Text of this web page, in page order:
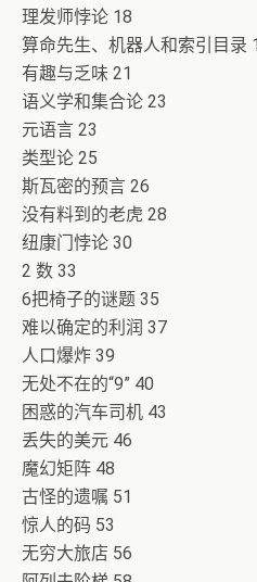
理发师悖论 18
算命先生、机器人和索引目录
有趣与乏味 21
语义学和集合论 23
元语言 23
类型论 25
斯瓦密的预言 26
没有料到的老虎 28
纽康门悖论 30
2 数 33
6把椅子的谜题 35
难以确定的利润 37
人口爆炸 39
无处不在的“9” 40
困惑的汽车司机 43
丢失的美元 46
魔幻矩阵 48
古怪的遗嘱 51
惊人的码 53
无穷大旅店 56